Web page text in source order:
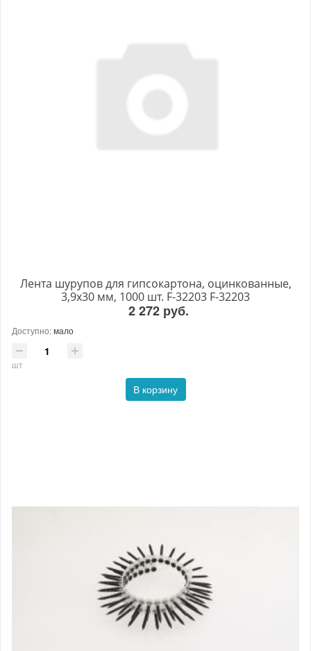
Лента шурупов для гипсокартона, оцинкованные,
3,9х30 мм, 1000 шт. F-32203 F-32203
2 272 руб.
Доступно:мало
шт
В корзину